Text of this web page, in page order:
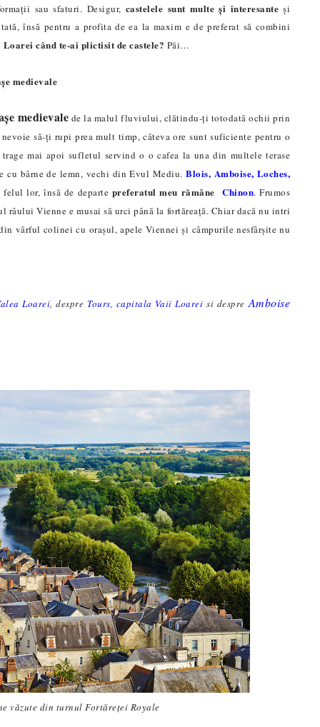
sau sfaturi. Desigur, castelele sunt multe și interesante și
însă pentru a profita de ea la maxim e de preferat să combini
Loarei când te-ai plictisit de castele? Păi…
medievale
medievale de la malul fluviului, clătindu-ți totodată ochii prin
să-ți rupi prea mult timp, câteva ore sunt suficiente pentru o
mai apoi sufletul servind o o cafea la una din multele terase
cu bârne de lemn, vechi din Evul Mediu.Blois, Amboise, Loches,
felul lor, însă de departe preferatul meu rămâneChinon. Frumos
râului Vienne e musai să urci până la fortăreață. Chiar dacă nu intri
vârful colinei cu orașul, apele Viennei și câmpurile nesfârșite nu
Loarei, despre Tours, capitala Vaii Loarei si despreAmboise
văzute din turnul Fortăreței Royale